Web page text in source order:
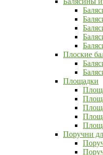
Плоские
Площадки
Поручни